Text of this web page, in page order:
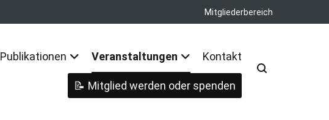
Mitgliederbereich
Publikationen Veranstaltungen Kontakt
Mitglied werden oder spenden